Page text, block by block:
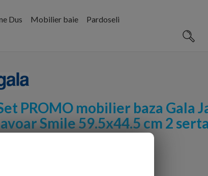
Dus Mobilier baie Pardoseli
PROMO mobilier baza Gala
Smile 59.5x44.5 cm 2